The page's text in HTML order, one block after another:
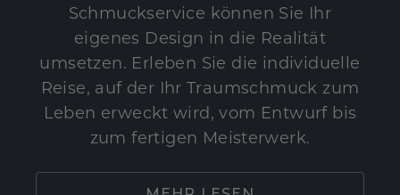
Schmuckservice können Sie Ihr
eigenes Design in die Realität
umsetzen. Erleben Sie die individuelle
Reise, auf der Ihr Traumschmuck zum
Leben erweckt wird, vom Entwurf bis
zum fertigen Meisterwerk.